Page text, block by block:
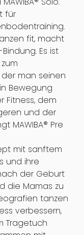
für
fit, macht
Es ist
man seinen
Bewegung
Fitness, dem
und der
MAWIBA® Pre
mit sanftem
und ihre
der Geburt
die Mamas zu
tanzen
verbessern,
Tragetuch